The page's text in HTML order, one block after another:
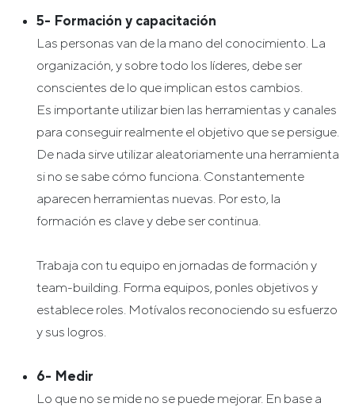
5- Formación y capacitación
Las personas van de la mano del conocimiento. La
organización, y sobre todo los líderes, debe ser
conscientes de lo que implican estos cambios.
Es importante utilizar bien las herramientas y canales
para conseguir realmente el objetivo que se persigue.
De nada sirve utilizar aleatoriamente una herramienta
si no se sabe cómo funciona. Constantemente
aparecen herramientas nuevas. Por esto, la
formación es clave y debe ser continua.
Trabaja con tu equipo en jornadas de formación y
team-building. Forma equipos, ponles objetivos y
establece roles. Motívalos reconociendo su esfuerzo
y sus logros.
6- Medir
Lo que no se mide no se puede mejorar. En base a